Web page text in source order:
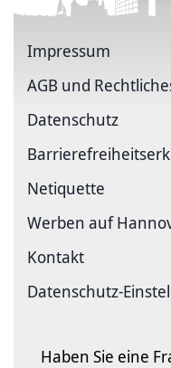
Impressum
AGB und
Datenschutz
Netiquette
Werben auf
Kontakt
Datenschutz-
Haben Sie eine